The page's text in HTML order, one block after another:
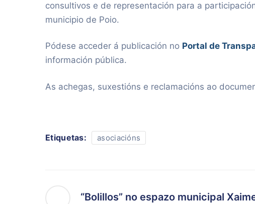
consultivos e de representación para a
municipio de Poio.
Pódese acceder á publicación no Portal de
información pública.
As achegas, suxestións e reclamacións ao
Etiquetas: asociacións
“Bolillos” no espazo municipal